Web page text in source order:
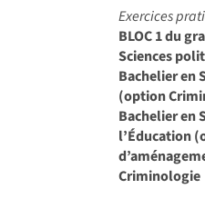
Exercices
BLOC 1 du
Sciences
Bachelier en
(option
Bachelier en
l’Éducation
Criminologie